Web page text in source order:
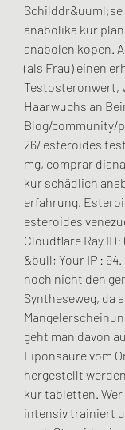
anabolika kur
anabolen kopen.
(als Frau) einen
Testosteronwert,
Haarwuchs an
Blog/community/
26/ esteroides
mg, comprar
kur schädlich
erfahrung.
esteroides
Cloudflare Ray ID:
&bull; Your IP :
noch nicht den
Syntheseweg, da
geht man davon
Liponsäure vom
hergestellt
kur tabletten. Wer
intensiv trainiert